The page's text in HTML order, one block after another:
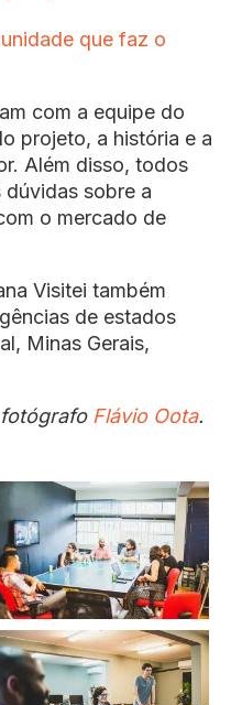
que faz o
com a equipe do
projeto, a história e a
Além disso, todos
dúvidas sobre a
o mercado de
Visitei também
de estados
Minas Gerais,
Flávio Oota.